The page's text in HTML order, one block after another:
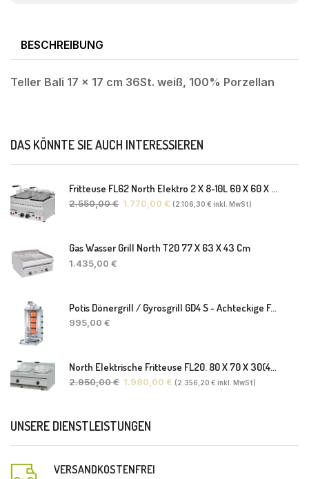
BESCHREIBUNG
Teller Bali 17 x 17 cm 36St. weiß, 100% Porzellan
DAS KÖNNTE SIE AUCH INTERESSIEREN
Fritteuse FL62 North Elektro 2 X 8-10L 60 X 60 X 30(38) Cm
2.550,00€ 1.770,00 € (2.106,30 € inkl. MwSt)
Gas Wasser Grill North T20 77 X 63 X 43 Cm
1.435,00 €
Potis Dönergrill / Gyrosgrill GD4 S - Achteckige Fettwanne-Ohne Schaufel
995,00 €
North Elektrische Fritteuse FL20. 80 X 70 X 30(46) Cm
2.950,00€ 1.980,00 € (2.356,20 € inkl. MwSt)
UNSERE DIENSTLEISTUNGEN
VERSANDKOSTENFREI